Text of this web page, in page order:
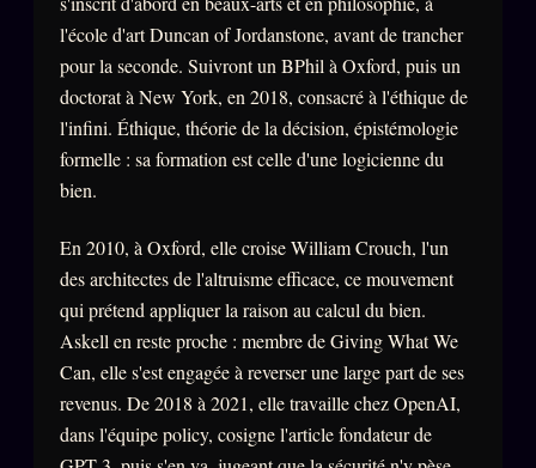
PRATIQUE + LÉGAL
Archive complète
Récents
Tous les tags
Soumettre un tip
Nous écrire
Presse
Business
l'école d'art Duncan of Jordanstone, avant de trancher
pour la seconde. Suivront un BPhil à Oxford, puis un
doctorat à New York, en 2018, consacré à l'éthique de
l'infini. Éthique, théorie de la décision, épistémologie
formelle : sa formation est celle d'une logicienne du
bien.
En 2010, à Oxford, elle croise William Crouch, l'un
des architectes de l'altruisme efficace, ce mouvement
qui prétend appliquer la raison au calcul du bien.
Askell en reste proche : membre de Giving What We
Can, elle s'est engagée à reverser une large part de ses
revenus. De 2018 à 2021, elle travaille chez OpenAI,
dans l'équipe policy, cosigne l'article fondateur de